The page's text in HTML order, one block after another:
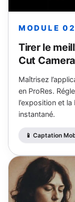
MODULE 02
Tirer le
Cut Camera
Maîtrisez
en ProRes.
l’exposition et
instantané.
📱 Captation